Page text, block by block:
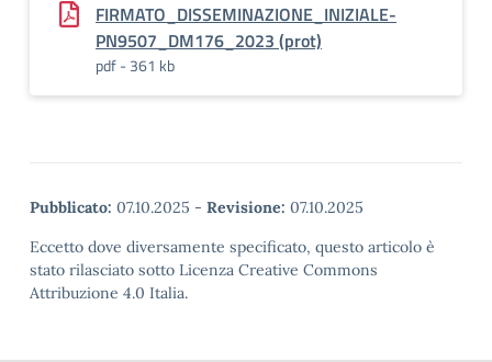
FIRMATO_DISSEMINAZIONE_INIZIALE-
PN9507_DM176_2023 (prot)
pdf - 361 kb
Pubblicato: 07.10.2025 - Revisione: 07.10.2025
Eccetto dove diversamente specificato, questo articolo è
stato rilasciato sotto Licenza Creative Commons
Attribuzione 4.0 Italia.